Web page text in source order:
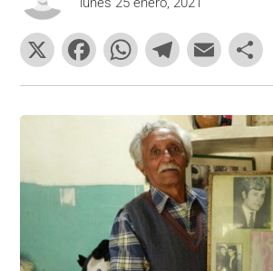
X
F
a
c
o
o
k
W
h
at
s
A
p
p
T
el
e
gr
a
m
E
m
ai
l